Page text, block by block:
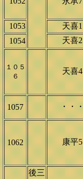
1053 天喜1
1054 天喜2
１０５
６
天喜4
1057 ・・・
1062 康平5
後三